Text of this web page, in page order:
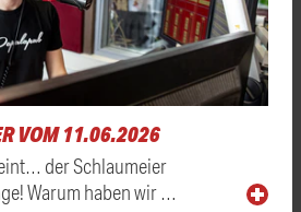
VOM 11.06.2026
der Schlaumeier
Warum haben wir …